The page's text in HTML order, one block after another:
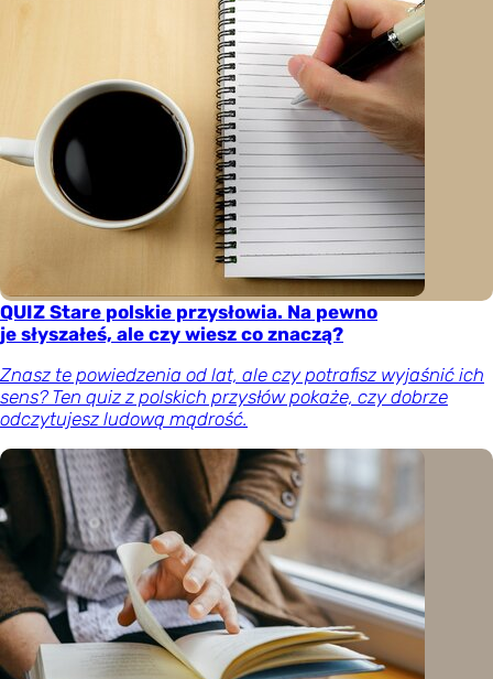
QUIZ Stare polskie przysłowia. Na pewno
je słyszałeś, ale czy wiesz co znaczą?
Znasz te powiedzenia od lat, ale czy potrafisz wyjaśnić ich
sens? Ten quiz z polskich przysłów pokaże, czy dobrze
odczytujesz ludową mądrość.